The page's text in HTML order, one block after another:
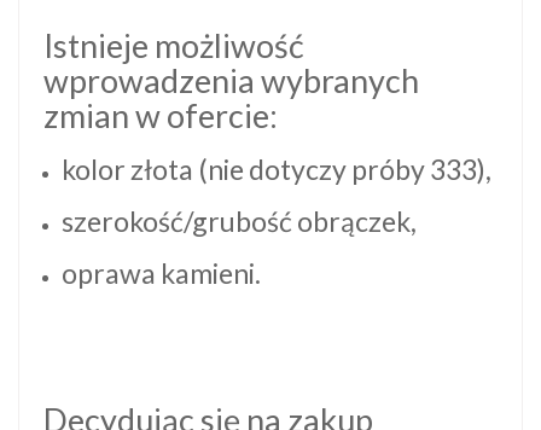
Istnieje możliwość
wprowadzenia wybranych
zmian w ofercie:
kolor złota (nie dotyczy próby 333),
szerokość/grubość obrączek,
oprawa kamieni.
Decydując się na zakup